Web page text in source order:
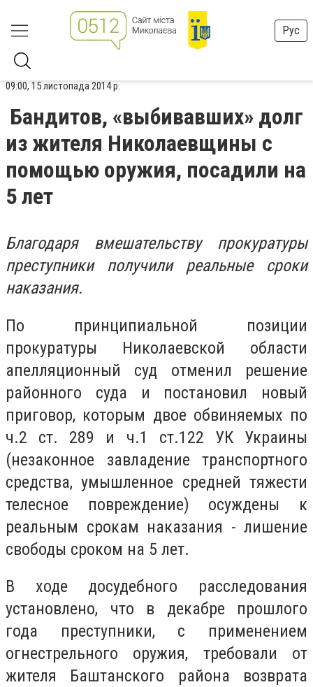
Рус
09:00, 15 листопада 2014 р.
Бандитов, «выбивавших» долг
из жителя Николаевщины с
помощью оружия, посадили на
5 лет
Благодаря вмешательству прокуратуры
преступники получили реальные сроки
наказания.
По принципиальной позиции
прокуратуры Николаевской области
апелляционный суд отменил решение
районного суда и постановил новый
приговор, которым двое обвиняемых по
ч.2 ст. 289 и ч.1 ст.122 УК Украины
(незаконное завладение транспортного
средства, умышленное средней тяжести
телесное повреждение) осуждены к
реальным срокам наказания - лишение
свободы сроком на 5 лет.
В ходе досудебного расследования
установлено, что в декабре прошлого
года преступники, с применением
огнестрельного оружия, требовали от
жителя Баштанского района возврата